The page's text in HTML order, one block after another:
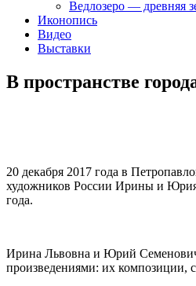
Ведлозеро — древняя
Иконопись
Видео
Выставки
В пространстве
20 декабря 2017 года в
художников России Ирины и Юрия
года.
Ирина Львовна и Юрий Семенович
произведениями: их композиции,